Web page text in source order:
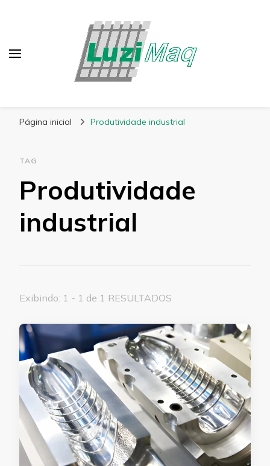
Página inicial Produtividade industrial
TAG
Produtividade
industrial
Exibindo: 1 - 1 de 1 RESULTADOS